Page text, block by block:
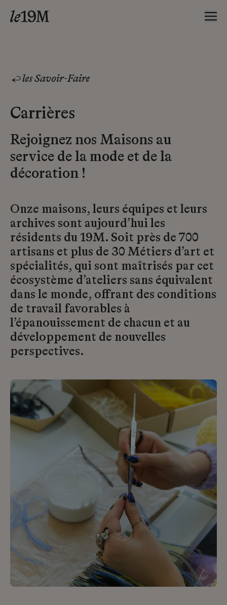
les Savoir-Faire
Carrières
Rejoignez nos Maisons au
service de la mode et de la
décoration !
Onze maisons, leurs équipes et leurs
archives sont aujourd’hui les
résidents du 19M. Soit près de 700
artisans et plus de 30 Métiers d’art et
spécialités, qui sont maîtrisés par cet
écosystème d’ateliers sans équivalent
dans le monde, offrant des conditions
de travail favorables à
l’épanouissement de chacun et au
développement de nouvelles
perspectives.